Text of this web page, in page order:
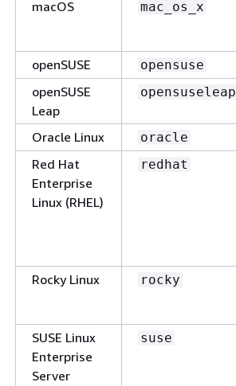
macOS
mac_os_x
openSUSE
opensuse
openSUSE
Leap
opensuseleap
Oracle Linux oracle
Red Hat
Enterprise
Linux (RHEL)
redhat
Rocky Linux
rocky
SUSE Linux
Enterprise
Server
suse